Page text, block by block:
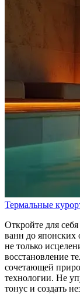
Термальные
Откройте для
ванн до японских
не только
восстановление
сочетающей
технологии. Не
тонус и создать